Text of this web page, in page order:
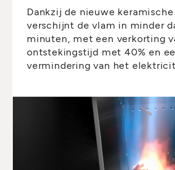
Dankzij de nieuwe
verschijnt de vlam in minder
minuten, met een verkorting
ontstekingstijd met 40% en
vermindering van het